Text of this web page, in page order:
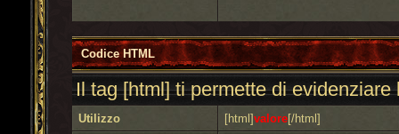
Codice HTML
Il tag [html] ti permette di
Utilizzo [html]valore[/html]